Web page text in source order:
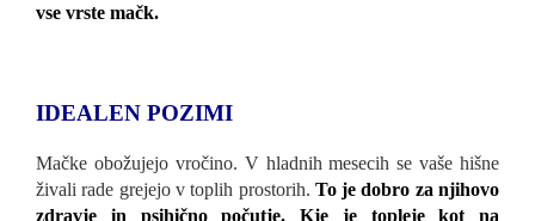
vse vrste mačk.
IDEALEN POZIMI
Mačke obožujejo vročino. V hladnih mesecih se vaše hišne
živali rade grejejo v toplih prostorih. To je dobro za njihovo
zdravje in psihično počutje. Kje je topleje kot na